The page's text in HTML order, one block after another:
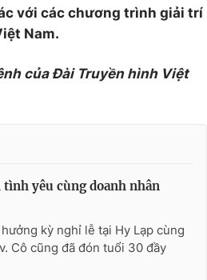
với các chương trình giải trí
Nam.
của Đài Truyền hình Việt
yêu cùng doanh nhân
kỳ nghỉ lễ tại Hy Lạp cùng
Cô cũng đã đón tuổi 30 đầy